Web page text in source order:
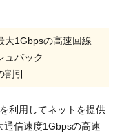
1Gbpsの高速回線
ュバック
引
利用してネットを提供
通信速度1Gbpsの高速